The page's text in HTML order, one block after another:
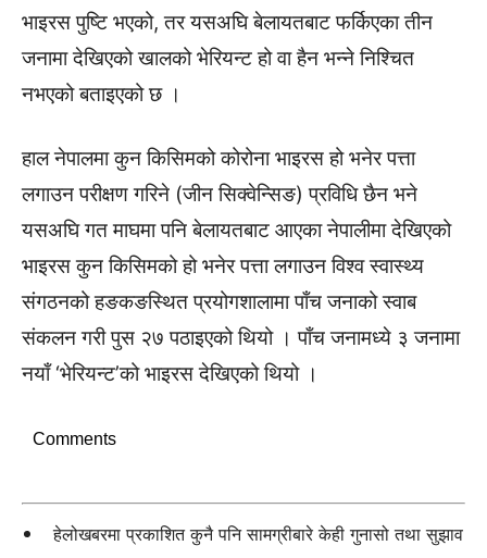
भाइरस पुष्टि भएको, तर यसअघि बेलायतबाट फर्किएका तीन
जनामा देखिएको खालको भेरियन्ट हो वा हैन भन्ने निश्चित
नभएको बताइएको छ ।
हाल नेपालमा कुन किसिमको कोरोना भाइरस हो भनेर पत्ता
लगाउन परीक्षण गरिने (जीन सिक्वेन्सिङ) प्रविधि छैन भने
यसअघि गत माघमा पनि बेलायतबाट आएका नेपालीमा देखिएको
भाइरस कुन किसिमको हो भनेर पत्ता लगाउन विश्व स्वास्थ्य
संगठनको हङकङस्थित प्रयोगशालामा पाँच जनाको स्वाब
संकलन गरी पुस २७ पठाइएको थियो । पाँच जनामध्ये ३ जनामा
नयाँ ‘भेरियन्ट’को भाइरस देखिएको थियो ।
Comments
हेलोखबरमा प्रकाशित कुनै पनि सामग्रीबारे केही गुनासो तथा सुझाव